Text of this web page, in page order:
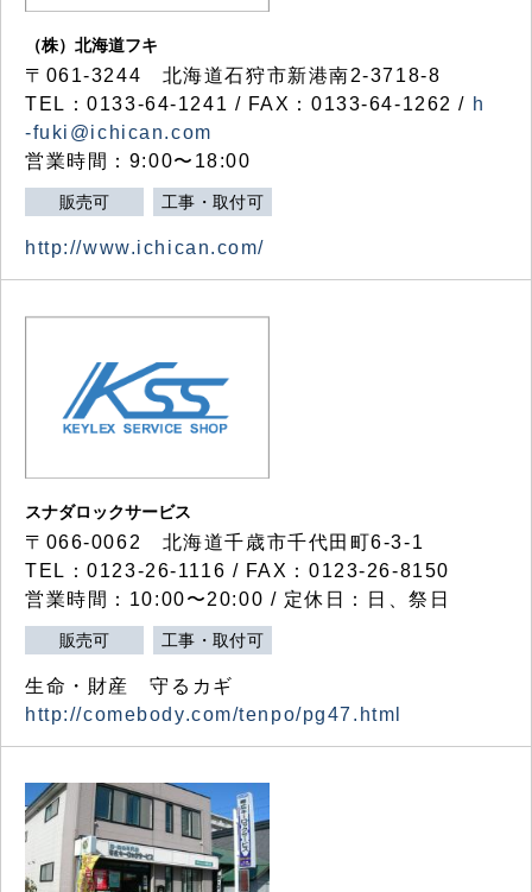
（株）北海道フキ
〒061-3244 北海道石狩市新港南2-3718-8
TEL：0133-64-1241 / FAX：0133-64-1262 / h
-fuki@ichican.com
営業時間：9:00〜18:00
販売可 工事・取付可
http://www.ichican.com/
スナダロックサービス
〒066-0062 北海道千歳市千代田町6-3-1
TEL：0123-26-1116 / FAX：0123-26-8150
営業時間：10:00〜20:00 / 定休日：日、祭日
販売可 工事・取付可
生命・財産 守るカギ
http://comebody.com/tenpo/pg47.html